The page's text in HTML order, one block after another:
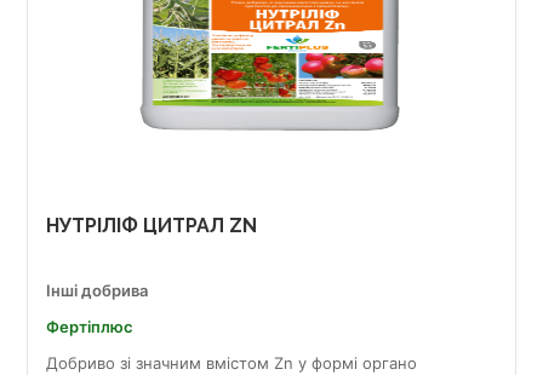
НУТРІЛІФ ЦИТРАЛ ZN
Інші добрива
Фертіплюс
Добриво зі значним вмістом Zn у формі органо